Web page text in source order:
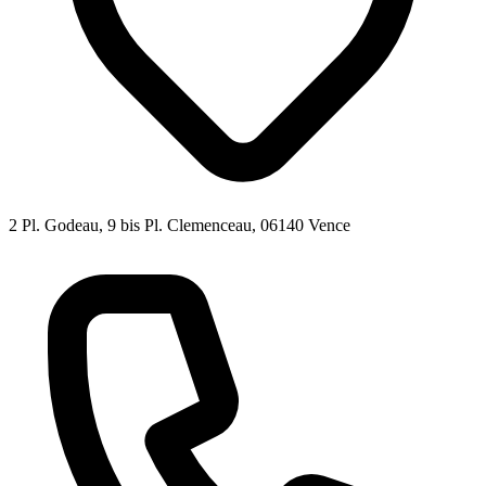
2 Pl. Godeau, 9 bis Pl. Clemenceau, 06140 Vence